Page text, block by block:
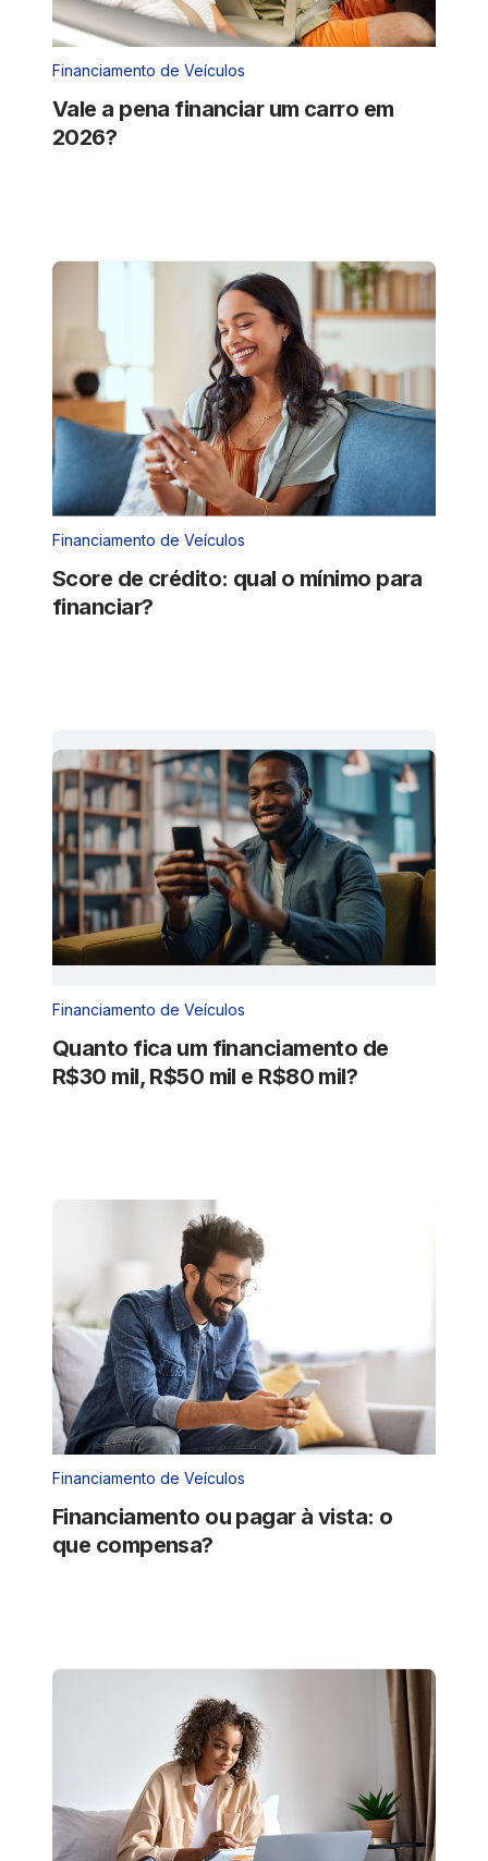
Financiamento de Veículos
Vale a pena financiar um carro em
2026?
Financiamento de Veículos
Score de crédito: qual o mínimo para
financiar?
Financiamento de Veículos
Quanto fica um financiamento de
R$30 mil, R$50 mil e R$80 mil?
Financiamento de Veículos
Financiamento ou pagar à vista: o
que compensa?